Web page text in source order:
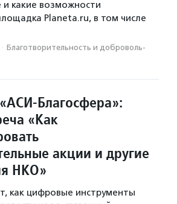
какие возможности
Planeta.ru, в том числе
· Благотвори­тель­ность и доброволь­
Благосфера»:
«Как
акции и другие
НКО»
как цифровые инструменты